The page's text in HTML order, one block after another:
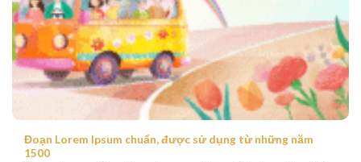
Đoạn Lorem Ipsum chuẩn, được sử dụng từ những năm
1500